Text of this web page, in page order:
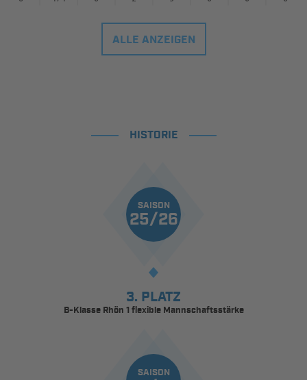
ALLE ANZEIGEN
HISTORIE
SAISON
25/26
3. PLATZ
B-Klasse Rhön 1 flexible Mannschaftsstärke
SAISON